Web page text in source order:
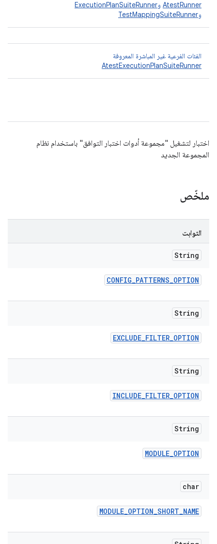
AtestRunner وExecutionPlanSuiteRunner
وTestMappingSuiteRunner
الفئات الفرعية غير المباشرة المعروفة
AtestExecutionPlanSuiteRunner
اختبار لتشغيل "مجموعة أدوات اختبار التوافق" باستخدام نظام
المجموعة الجديد
ملخّص
الثوابت
String
CONFIG_PATTERNS_OPTION
String
EXCLUDE_FILTER_OPTION
String
INCLUDE_FILTER_OPTION
String
MODULE_OPTION
char
MODULE_OPTION_SHORT_NAME